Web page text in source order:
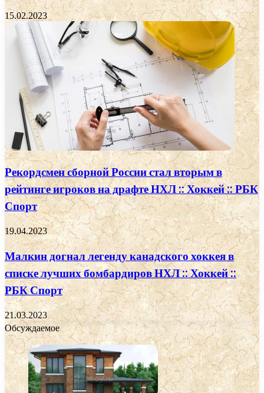
15.02.2023
Рекордсмен сборной России стал вторым в
рейтинге игроков на драфте НХЛ :: Хоккей :: РБК
Спорт
19.04.2023
Малкин догнал легенду канадского хоккея в
списке лучших бомбардиров НХЛ :: Хоккей ::
РБК Спорт
21.03.2023
Обсуждаемое